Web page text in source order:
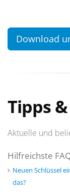
Download
Tipps
Aktuelle und
Hilfreichste
Neuen Schlüssel
das?